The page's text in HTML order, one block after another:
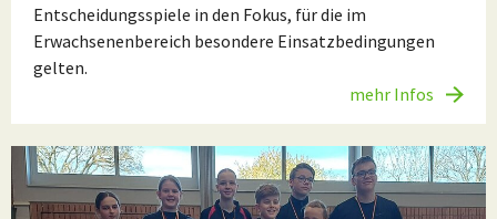
Entscheidungsspiele in den Fokus, für die im
Erwachsenenbereich besondere Einsatzbedingungen
gelten.
mehr Infos